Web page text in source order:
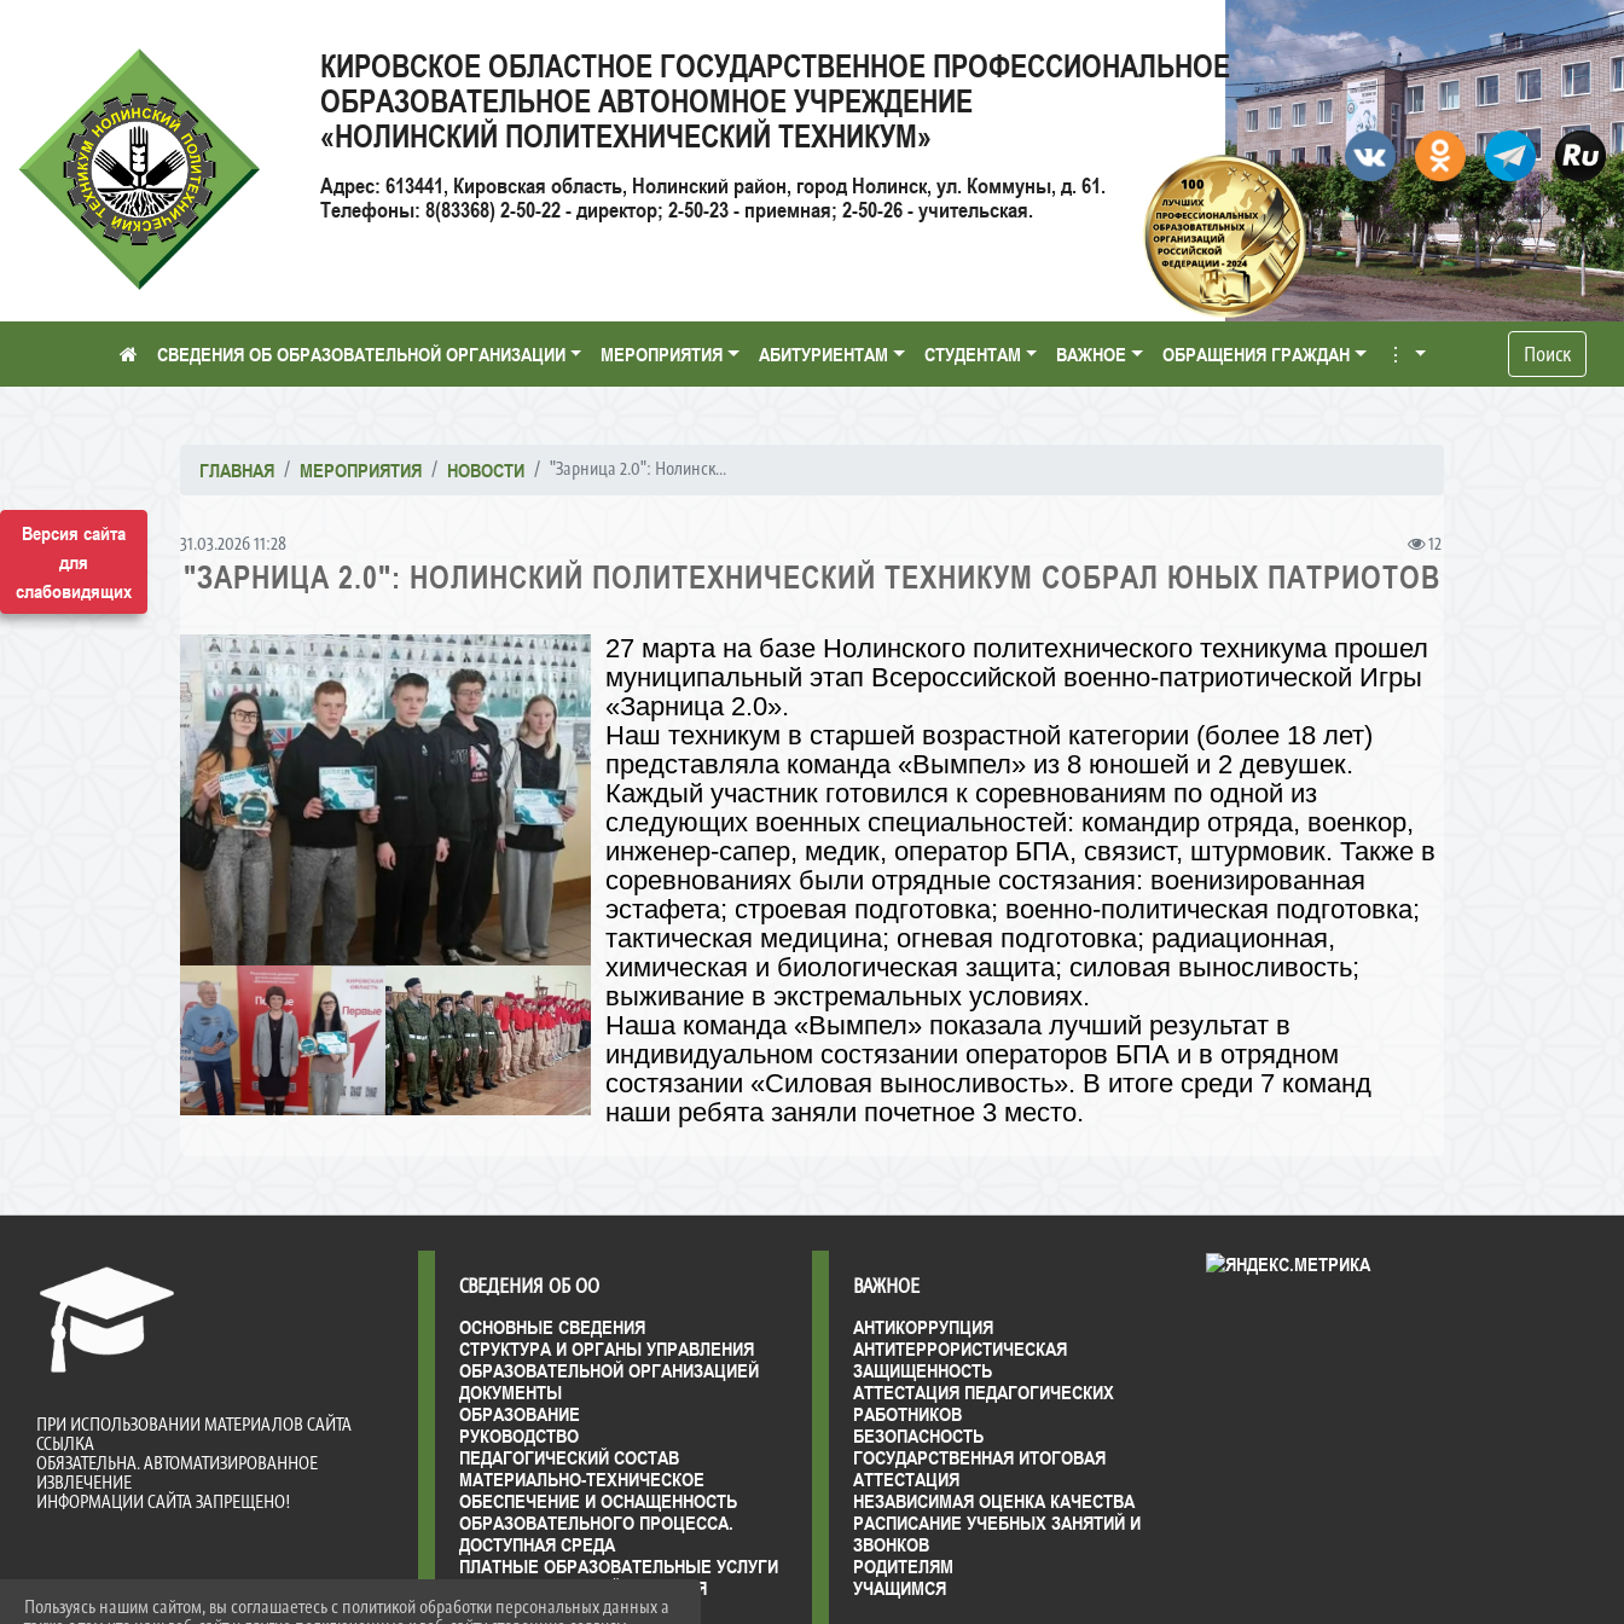
Версия сайта
для
слабовидящих
КИРОВСКОЕ ОБЛАСТНОЕ ГОСУДАРСТВЕННОЕ ПРОФЕССИОНАЛЬНОЕ
ОБРАЗОВАТЕЛЬНОЕ АВТОНОМНОЕ УЧРЕЖДЕНИЕ
«НОЛИНСКИЙ ПОЛИТЕХНИЧЕСКИЙ ТЕХНИКУМ»
Адрес: 613441, Кировская область, Нолинский район, город Нолинск, ул. Коммуны, д. 61.
Телефоны: 8(83368) 2-50-22 - директор; 2-50-23 - приемная; 2-50-26 - учительская.
СВЕДЕНИЯ ОБ ОБРАЗОВАТЕЛЬНОЙ ОРГАНИЗАЦИИ МЕРОПРИЯТИЯ АБИТУРИЕНТАМ СТУДЕНТАМ ВАЖНОЕ ОБРАЩЕНИЯ ГРАЖДАН ⋮ Поиск
ГЛАВНАЯ МЕРОПРИЯТИЯ НОВОСТИ "Зарница 2.0": Нолинск...
31.03.2026 11:28 12
"ЗАРНИЦА 2.0": НОЛИНСКИЙ ПОЛИТЕХНИЧЕСКИЙ ТЕХНИКУМ СОБРАЛ ЮНЫХ ПАТРИОТОВ
27 марта на базе Нолинского политехнического техникума прошел
муниципальный этап Всероссийской военно-патриотической Игры
«Зарница 2.0».
Наш техникум в старшей возрастной категории (более 18 лет)
представляла команда «Вымпел» из 8 юношей и 2 девушек.
Каждый участник готовился к соревнованиям по одной из
следующих военных специальностей: командир отряда, военкор,
инженер-сапер, медик, оператор БПА, связист, штурмовик. Также в
соревнованиях были отрядные состязания: военизированная
эстафета; строевая подготовка; военно-политическая подготовка;
тактическая медицина; огневая подготовка; радиационная,
химическая и биологическая защита; силовая выносливость;
выживание в экстремальных условиях.
Наша команда «Вымпел» показала лучший результат в
индивидуальном состязании операторов БПА и в отрядном
состязании «Силовая выносливость». В итоге среди 7 команд
наши ребята заняли почетное 3 место.
ПРИ ИСПОЛЬЗОВАНИИ МАТЕРИАЛОВ САЙТА
ССЫЛКА
ОБЯЗАТЕЛЬНА. АВТОМАТИЗИРОВАННОЕ
ИЗВЛЕЧЕНИЕ
ИНФОРМАЦИИ САЙТА ЗАПРЕЩЕНО!
СВЕДЕНИЯ ОБ ОО
ОСНОВНЫЕ СВЕДЕНИЯ
СТРУКТУРА И ОРГАНЫ УПРАВЛЕНИЯ
ОБРАЗОВАТЕЛЬНОЙ ОРГАНИЗАЦИЕЙ
ДОКУМЕНТЫ
ОБРАЗОВАНИЕ
РУКОВОДСТВО
ПЕДАГОГИЧЕСКИЙ СОСТАВ
МАТЕРИАЛЬНО-ТЕХНИЧЕСКОЕ
ОБЕСПЕЧЕНИЕ И ОСНАЩЕННОСТЬ
ОБРАЗОВАТЕЛЬНОГО ПРОЦЕССА.
ДОСТУПНАЯ СРЕДА
ПЛАТНЫЕ ОБРАЗОВАТЕЛЬНЫЕ УСЛУГИ
ФИНАНСОВО-ХОЗЯЙСТВЕННАЯ
ДЕЯТЕЛЬНОСТЬ
ВАЖНОЕ
АНТИКОРРУПЦИЯ
АНТИТЕРРОРИСТИЧЕСКАЯ
ЗАЩИЩЕННОСТЬ
АТТЕСТАЦИЯ ПЕДАГОГИЧЕСКИХ
РАБОТНИКОВ
БЕЗОПАСНОСТЬ
ГОСУДАРСТВЕННАЯ ИТОГОВАЯ
АТТЕСТАЦИЯ
НЕЗАВИСИМАЯ ОЦЕНКА КАЧЕСТВА
РАСПИСАНИЕ УЧЕБНЫХ ЗАНЯТИЙ И
ЗВОНКОВ
РОДИТЕЛЯМ
УЧАЩИМСЯ
Пользуясь нашим сайтом, вы соглашаетесь с политикой обработки персональных данных а